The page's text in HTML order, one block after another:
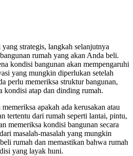
strategis, langkah selanjutnya
rumah yang akan Anda beli.
kondisi bangunan akan mempengaruhi
yang mungkin diperlukan setelah
perlu memeriksa struktur bangunan,
kondisi atap dan dinding rumah.
apakah ada kerusakan atau
tertentu dari rumah seperti lantai, pintu,
memeriksa kondisi bangunan secara
masalah-masalah yang mungkin
rumah dan memastikan bahwa rumah
yang layak huni.